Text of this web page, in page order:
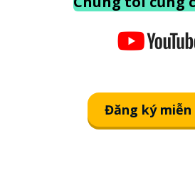
Đăng ký miễn